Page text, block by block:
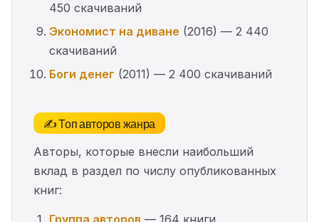
450 скачиваний
Экономист на диване (2016) — 2 440
скачиваний
Боги денег (2011) — 2 400 скачиваний
✍️ Топ авторов жанра
Авторы, которые внесли наибольший
вклад в раздел по числу опубликованных
книг:
Группа авторов — 164 книги